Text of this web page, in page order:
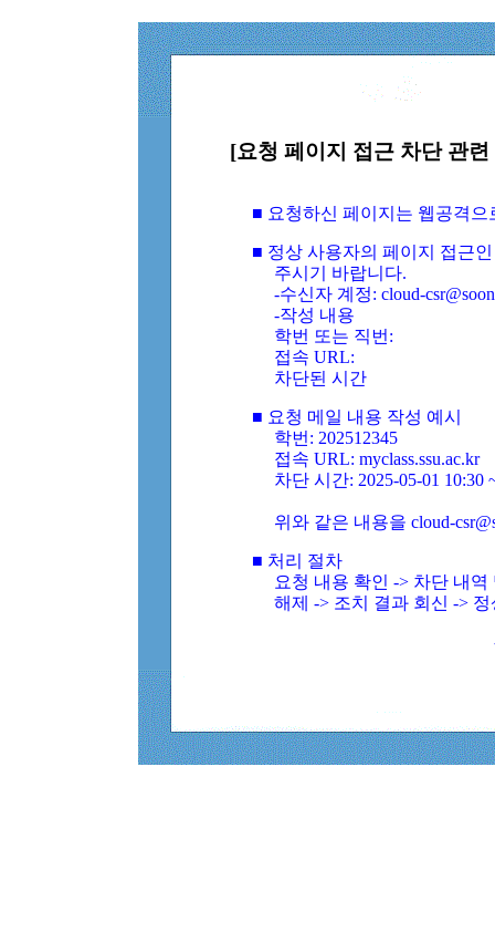
[요청 페이지 접근 차단 관
■ 요청하신 페이지는 웹공격
■ 정상 사용자의 페이지 접근
주시기 바랍니다.
-수신자 계정: cloud-
-작성 내용
학번 또는 직번:
접속 URL:
차단된 시간
■ 요청 메일 내용 작성 예시
학번: 202512345
접속 URL: myclass.ssu.ac.kr
차단 시간: 2025-05-01 10:30
위와 같은 내용을 cloud-
■ 처리 절차
요청 내용 확인 -> 차단 내
해제 -> 조치 결과 회신 ->